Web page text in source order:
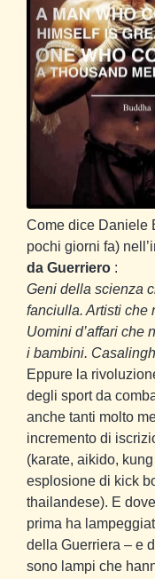
Come dice Daniele
pochi giorni fa)
da Guerriero :
Geni della scienza
fanciulla. Artisti che
Uomini d’affari che
i bambini.
Eppure la
degli sport da
anche tanti molto
incremento di
(karate, aikido,
esplosione di kick
thailandese). E
prima ha
della Guerriera – e
sono lampi che